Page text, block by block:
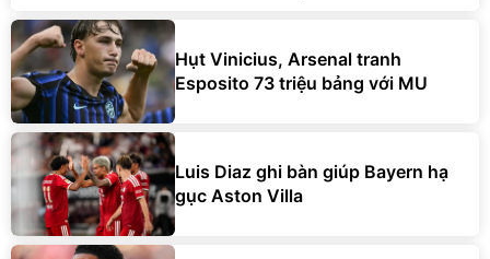
Hụt Vinicius, Arsenal tranh
Esposito 73 triệu bảng với MU
Luis Diaz ghi bàn giúp Bayern hạ
gục Aston Villa